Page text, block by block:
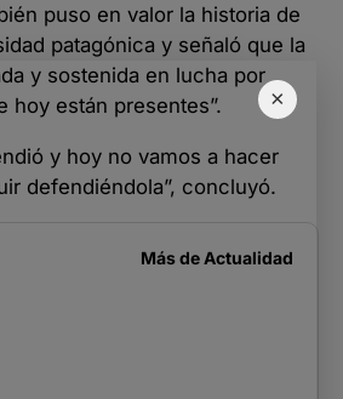
×
puso en valor la historia de
patagónica y señaló que la
y sostenida en lucha por
hoy están presentes”.
y hoy no vamos a hacer
defendiéndola”, concluyó.
Más deActualidad